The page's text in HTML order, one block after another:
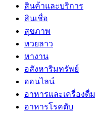
สินค้าและบริการ
สินเชื่อ
สุขภาพ
หวยลาว
หางาน
อสังหาริมทรัพย์
ออนไลน์
อาหารและเครื่องดื่ม
อาหารโรคตับ